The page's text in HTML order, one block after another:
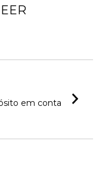
em conta